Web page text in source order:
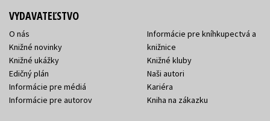
VYDAVATEĽSTVO
O nás
Knižné novinky
Knižné ukážky
Edičný plán
Informácie pre médiá
Informácie pre autorov
Informácie pre kníhkupectvá a
knižnice
Knižné kluby
Naši autori
Kariéra
Kniha na zákazku